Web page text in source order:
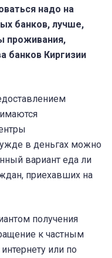
надо на
банков, лучше,
проживания,
банков Киргизии
в деньгах можно
вариант еда ли
приехавших на
получения
к частным
или по